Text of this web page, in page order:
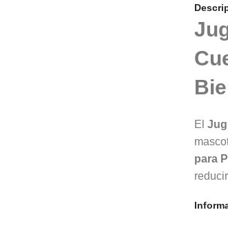
El
para